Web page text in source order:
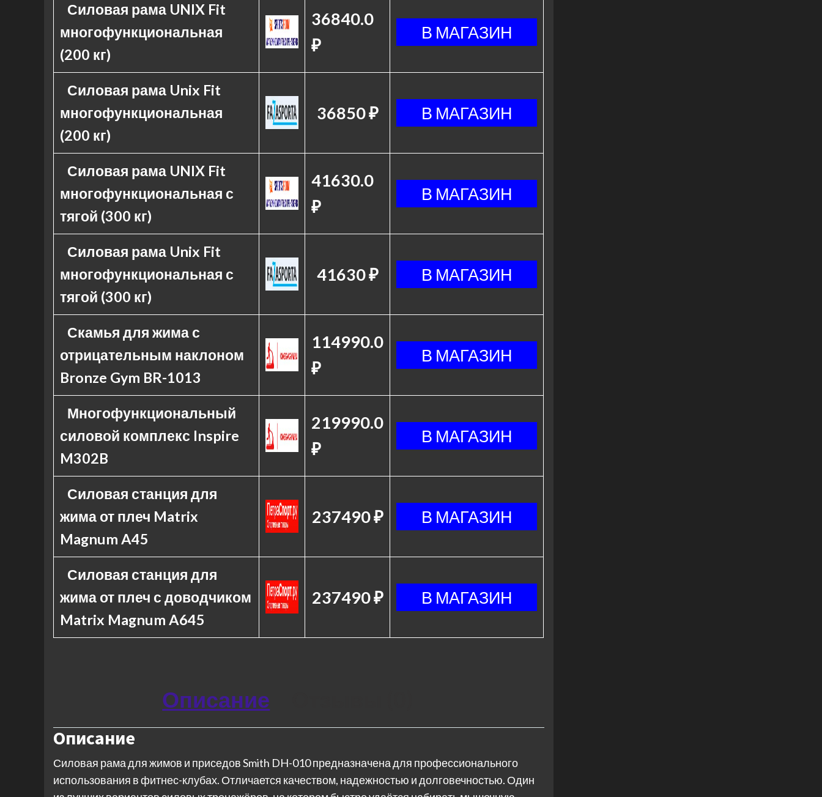
Силовая рама UNIX Fit
многофункциональная
(200 кг)
36840.0
₽
Силовая рама Unix Fit
многофункциональная
(200 кг)
36850 ₽
Силовая рама UNIX Fit
многофункциональная с
тягой (300 кг)
41630.0
₽
Силовая рама Unix Fit
многофункциональная с
тягой (300 кг)
41630 ₽
Скамья для жима с
отрицательным наклоном
Bronze Gym BR-1013
114990.0
₽
Многофункциональный
силовой комплекс Inspire
M302B
219990.0
₽
Силовая станция для
жима от плеч Matrix
Magnum A45
237490 ₽
Силовая станция для
жима от плеч с доводчиком
Matrix Magnum A645
237490 ₽
Описание
Описание
Силовая рама для жимов и приседов Smith DH-010 предназначена для профессионального
использования в фитнес-клубах. Отличается качеством, надежностью и долговечностью. Один